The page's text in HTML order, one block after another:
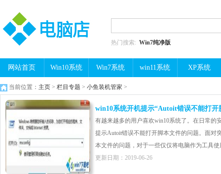
热门搜索: Win7纯净版
网站首页 Win10系统 Win7系统 win11系统 XP系统
当前位置： 主页 > 栏目专题 > 小鱼装机管家 >
win10系统开机提示“Autoit错误不能打开
有越来越多的用户喜欢win10系统了。在日常的
提示Autoit错误不能打开脚本文件的问题。面对
本文件的问题，对于一些仅仅将电脑作为工具
更新日期：2019-06-26